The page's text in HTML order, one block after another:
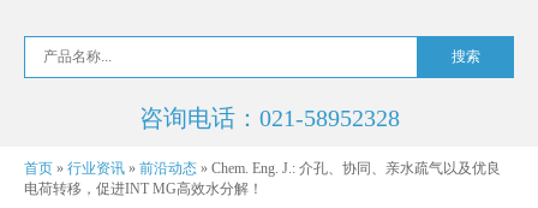
咨询电话：021-58952328
首页 » 行业资讯 » 前沿动态 » Chem. Eng. J.: 介孔、协同、亲水疏气以及优良
电荷转移，促进INT MG高效水分解！